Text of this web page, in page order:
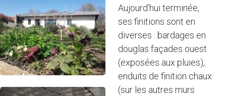
Aujourd'hui terminée,
ses finitions sont en
diverses : bardages en
douglas façades ouest
(exposées aux pluies),
enduits de finition chaux
(sur les autres murs